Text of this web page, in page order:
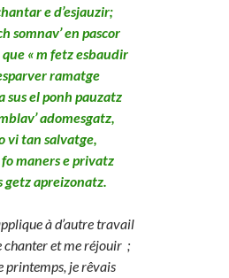
e d’esjauzir;
somnav’ en pascor
que « m fetz esbaudir
ramatge
sus el ponh pauzatz
adomesgatz,
vi tan salvatge,
fo maners e privatz
getz apreizonatz.
à d’autre travail
chanter et me réjouir ;
printemps, je rêvais